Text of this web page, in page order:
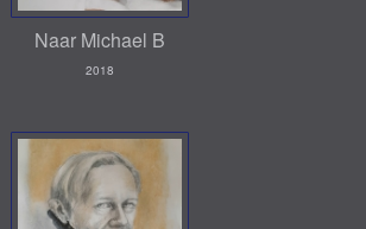
Naar Michael B
2018